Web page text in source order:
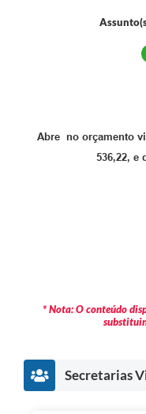
Abre no orçamento
536,22, e
* Nota: O conteúdo
Secretarias